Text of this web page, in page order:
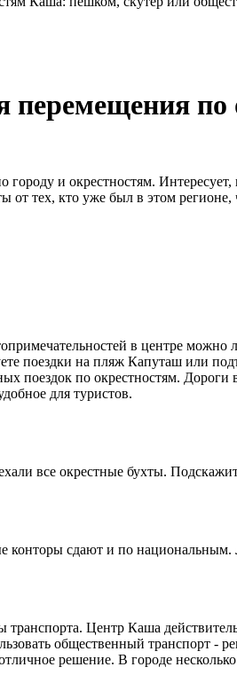
перемещения
и окрестностям. Интересует,
от тех, кто уже был в этом
в центре
поездки на пляж Капуташ или
поездок по окрестностям.
для туристов.
все окрестные бухты.
сдают и по национальным.
Центр Каша
общественный транспорт -
решение. В городе